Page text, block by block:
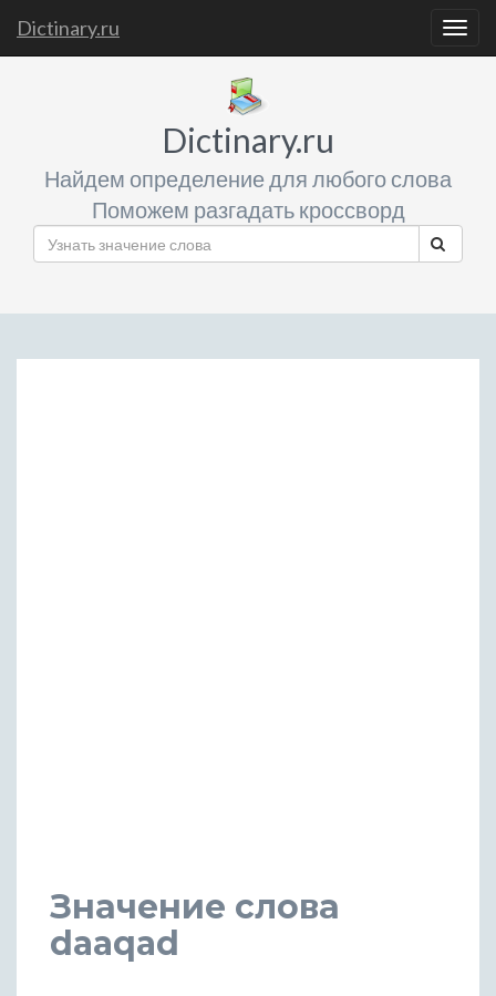
Dictinary.ru
Dictinary.ru
Найдем определение для любого слова
Поможем разгадать кроссворд
Значение слова
daaqad